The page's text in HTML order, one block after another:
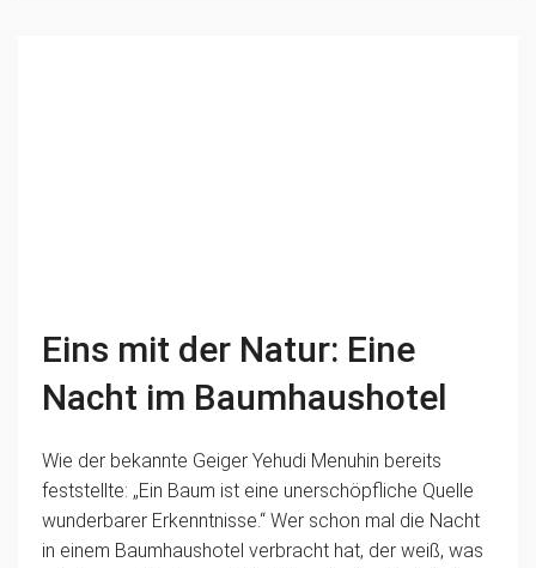
Eins mit der Natur: Eine
Nacht im Baumhaushotel
Wie der bekannte Geiger Yehudi Menuhin bereits
feststellte: „Ein Baum ist eine unerschöpfliche Quelle
wunderbarer Erkenntnisse.“ Wer schon mal die Nacht
in einem Baumhaushotel verbracht hat, der weiß, was